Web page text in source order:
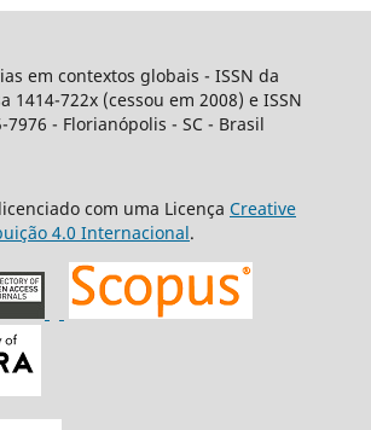
em contextos globais - ISSN da
1414-722x (cessou em 2008) e ISSN
- Florianópolis - SC - Brasil
com uma Licença Creative
4.0 Internacional.